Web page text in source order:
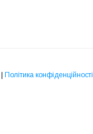
| Політика конфіденційності